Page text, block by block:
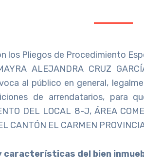
los Pliegos de Procedimiento
ALEJANDRA CRUZ
al público en general,
de arrendatarios, para
DEL LOCAL 8-J, ÁREA
CANTÓN EL CARMEN
características del bien